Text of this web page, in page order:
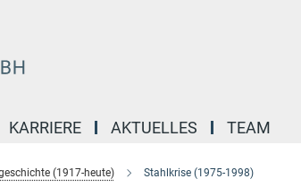
KARRIERE AKTUELLES TEAM
(1917-heute) Stahlkrise (1975-1998)